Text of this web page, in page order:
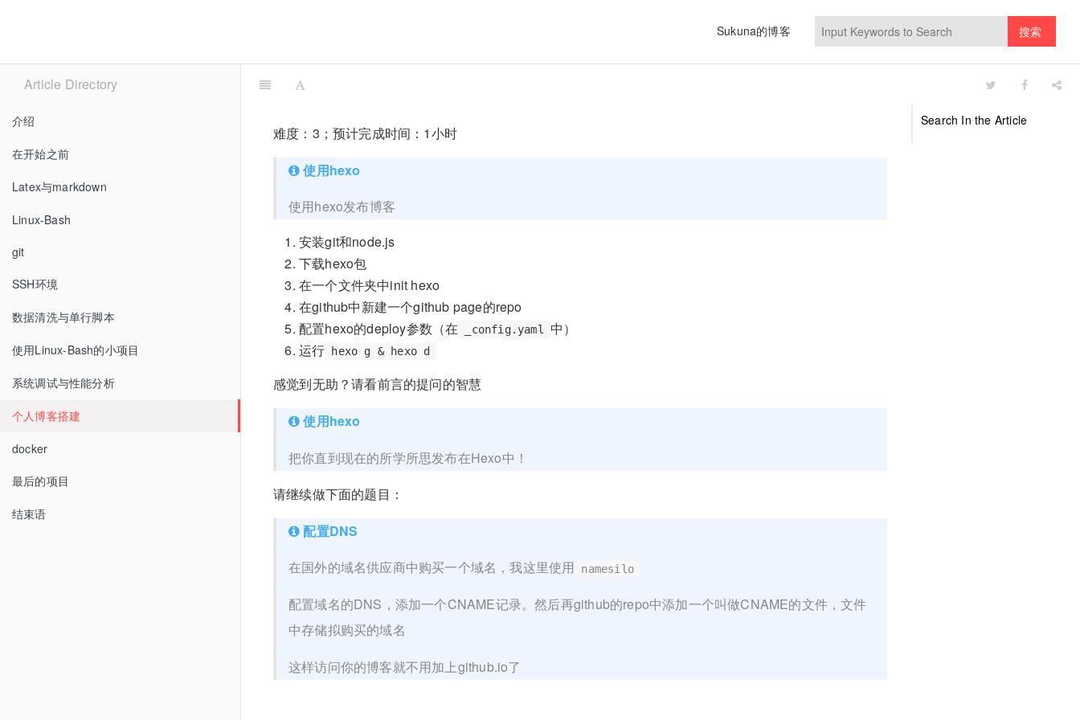
搜索
Sukuna的博客
Article Directory
介绍
在开始之前
Latex与markdown
Linux-Bash
git
SSH环境
数据清洗与单行脚本
使用Linux-Bash的小项目
系统调试与性能分析
个人博客搭建
docker
最后的项目
结束语
Search In the Article
难度：3；预计完成时间：1小时
使用hexo
使用hexo发布博客
安装git和node.js
下载hexo包
在一个文件夹中init hexo
在github中新建一个github page的repo
配置hexo的deploy参数（在
_config.yaml
中）
运行
hexo g & hexo d
感觉到无助？请看前言的提问的智慧
使用hexo
把你直到现在的所学所思发布在Hexo中！
请继续做下面的题目：
配置DNS
在国外的域名供应商中购买一个域名，我这里使用
namesilo
配置域名的DNS，添加一个CNAME记录。然后再github的repo中添加一个叫做CNAME的文件，文件
中存储拟购买的域名
这样访问你的博客就不用加上github.io了